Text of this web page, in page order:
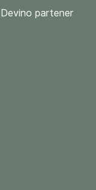
Devino partener